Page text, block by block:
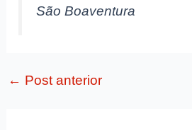
São Boaventura
← Post anterior